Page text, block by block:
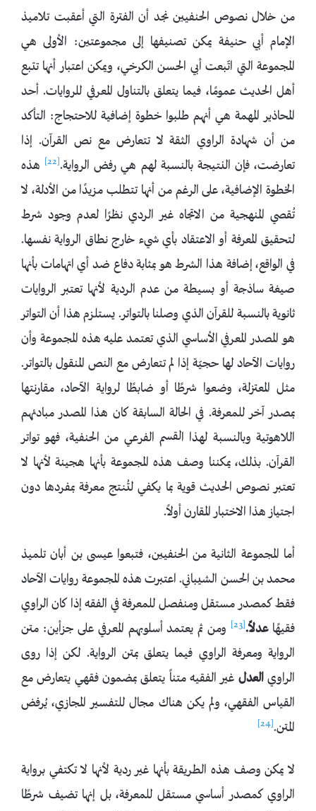
من خلال نصوص الحنفيين نجد أن الفترة التي أعقبت تلاميذ
الإمام أبي حنيفة يمكن تصنيفها إلى مجموعتين: الأولى هي
المجموعة التي اتّبعت أبي الحسن الكرخي، ويمكن اعتبار أنها تتبع
أهل الحديث عمومًا، فيما يتعلق بالتناول المعرفي للروايات. أحد
المحاذير المهمة هي أنهم طلبوا خطوة إضافية للاحتجاج: التأكد
من أن شهادة الراوي الثقة لا تتعارض مع نص القرآن. إذا
تعارضت، فإن النتيجة بالنسبة لهم هي رفض الرواية.[22]
هذه
الخطوة الإضافية، على الرغم من أنها تتطلب مزيدًا من الأدلة، لا
تُقصي المنهجية من الاتجاه غير الردي نظرًا لعدم وجود شرط
لتحقيق المعرفة أو الاعتقاد بأي شيء خارج نطاق الرواية نفسها.
في الواقع، إضافة هذا الشرط هو بمثابة دفاع ضد أي اتهامات بأنها
صيغة ساذجة أو بسيطة من عدم الردية لأنها تعتبر الروايات
ثانوية بالنسبة للقرآن الذي وصلنا بالتواتر. يستلزم هذا أن التواتر
هو المصدر المعرفي الأساسي الذي تعتمد عليه هذه المجموعة وأن
روايات الآحاد لها حجيّة إذا لم تتعارض مع النص المنقول بالتواتر.
مثل المعتزلة، وضعوا شرطًا أو ضابطًا لرواية الآحاد، مقارنتها
بمصدر آخر للمعرفة. في الحالة السابقة كان هذا المصدر مبادئهم
اللاهوتية وبالنسبة لهذا القسم الفرعي من الحنفية، فهو تواتر
القرآن. بذلك، يمكننا وصف هذه المجموعة بأنها هجينة لأنها لا
تعتبر نصوص الحديث قوية بما يكفي لتُنتج معرفة بمفردها دون
اجتياز هذا الاختبار المقارن أولاً.
أما المجموعة الثانية من الحنفيين، فتبعوا عيسى بن أبان تلميذ
محمد بن الحسن الشيباني. اعتبرت هذه المجموعة روايات الآحاد
فقط كمصدر مستقل ومنفصل للمعرفة في الفقه إذا كان الراوي
فقيهًاعدلاً.[23]
ومن ثم يعتمد أسلوبهم المعرفي على جزأين: متن
الرواية ومعرفة الراوي فيما يتعلق بمتن الرواية. لكن إذا روى
الراويالعدل غير الفقيه متناً يتعلق بمضمون فقهي يتعارض مع
القياس الفقهي، ولم يكن هناك مجال للتفسير المجازي، يُرفض
المتن.[24]
لا يمكن وصف هذه الطريقة بأنها غير ردية لأنها لا تكتفي برواية
الراوي كمصدر أساسي مستقل للمعرفة، بل إنها تضيف شرطًا